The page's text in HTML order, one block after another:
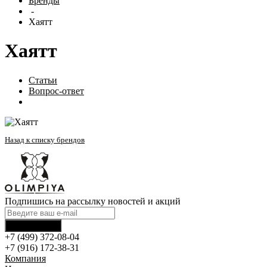
-
Хаятт
Хаятт
Статьи
Вопрос-ответ
Назад к списку брендов
Подпишись на рассылку новостей и акций
+7 (499) 372-08-04
+7 (916) 172-38-31
Компания